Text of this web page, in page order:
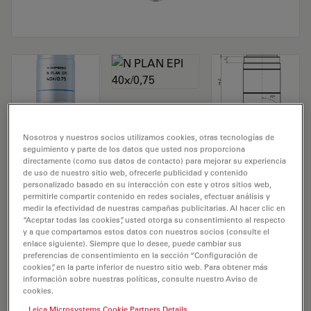
Objetivo de microscopio N PLAN EPI
40x/0,75
N.º de producto 11566079
El objetivo N PLAN EPI 40x/0,75 tiene un aumento de
40X y una apertura numérica de 0,75mm. Para uso en
medio seco y con una rosca de objetivo de M25 con
una distancia de trabajo libre de 0,3 mm y un FN de 20.
Nosotros y nuestros socios utilizamos cookies, otras tecnologías de
seguimiento y parte de los datos que usted nos proporciona
directamente (como sus datos de contacto) para mejorar su experiencia
de uso de nuestro sitio web, ofrecerle publicidad y contenido
personalizado basado en su interacción con este y otros sitios web,
permitirle compartir contenido en redes sociales, efectuar análisis y
medir la efectividad de nuestras campañas publicitarias. Al hacer clic en
“Aceptar todas las cookies”, usted otorga su consentimiento al respecto
y a que compartamos estos datos con nuestros socios (consulte el
enlace siguiente). Siempre que lo desee, puede cambiar sus
preferencias de consentimiento en la sección “Configuración de
cookies”, en la parte inferior de nuestro sitio web. Para obtener más
información sobre nuestras políticas, consulte nuestro Aviso de
cookies.